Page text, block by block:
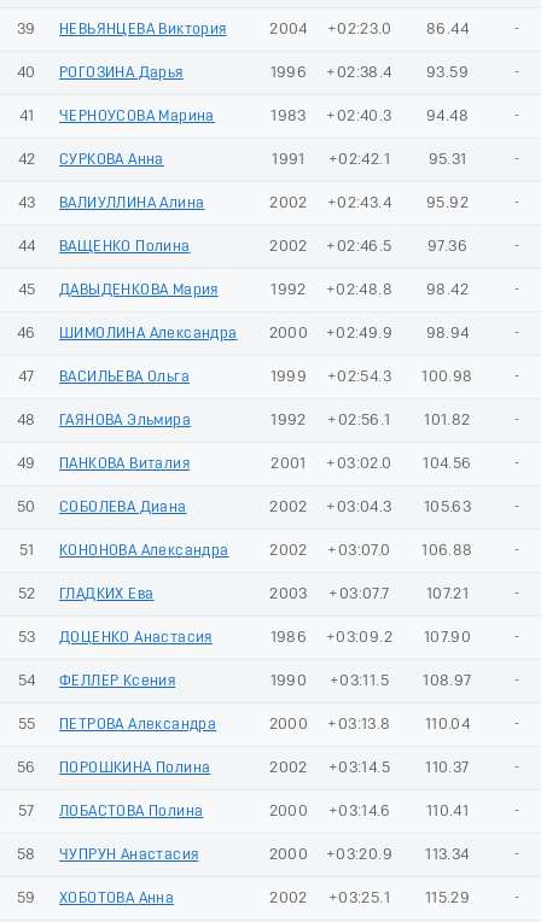
39 НЕВЬЯНЦЕВА Виктория 2004 +02:23.0 86.44 -
40 РОГОЗИНА Дарья 1996 +02:38.4 93.59 -
41 ЧЕРНОУСОВА Марина 1983 +02:40.3 94.48 -
42 СУРКОВА Анна 1991 +02:42.1 95.31 -
43 ВАЛИУЛЛИНА Алина 2002 +02:43.4 95.92 -
44 ВАЩЕНКО Полина 2002 +02:46.5 97.36 -
45 ДАВЫДЕНКОВА Мария 1992 +02:48.8 98.42 -
46 ШИМОЛИНА Александра 2000 +02:49.9 98.94 -
47 ВАСИЛЬЕВА Ольга 1999 +02:54.3 100.98 -
48 ГАЯНОВА Эльмира 1992 +02:56.1 101.82 -
49 ПАНКОВА Виталия 2001 +03:02.0 104.56 -
50 СОБОЛЕВА Диана 2002 +03:04.3 105.63 -
51 КОНОНОВА Александра 2002 +03:07.0 106.88 -
52 ГЛАДКИХ Ева 2003 +03:07.7 107.21 -
53 ДОЦЕНКО Анастасия 1986 +03:09.2 107.90 -
54 ФЕЛЛЕР Ксения 1990 +03:11.5 108.97 -
55 ПЕТРОВА Александра 2000 +03:13.8 110.04 -
56 ПОРОШКИНА Полина 2002 +03:14.5 110.37 -
57 ЛОБАСТОВА Полина 2000 +03:14.6 110.41 -
58 ЧУПРУН Анастасия 2000 +03:20.9 113.34 -
59 ХОБОТОВА Анна 2002 +03:25.1 115.29 -